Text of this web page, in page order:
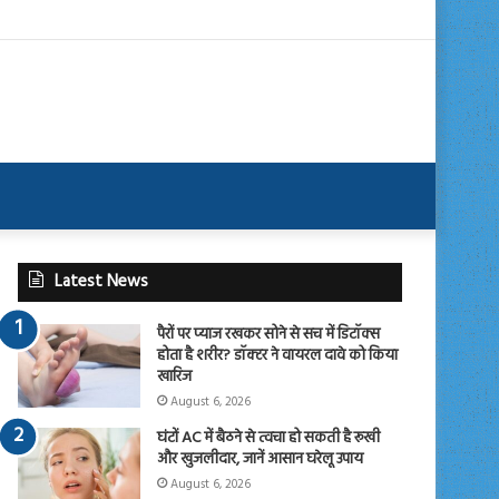
Latest News
पैरों पर प्याज रखकर सोने से सच में डिटॉक्स
होता है शरीर? डॉक्टर ने वायरल दावे को किया
खारिज
August 6, 2026
घंटों AC में बैठने से त्वचा हो सकती है रूखी
और खुजलीदार, जानें आसान घरेलू उपाय
August 6, 2026